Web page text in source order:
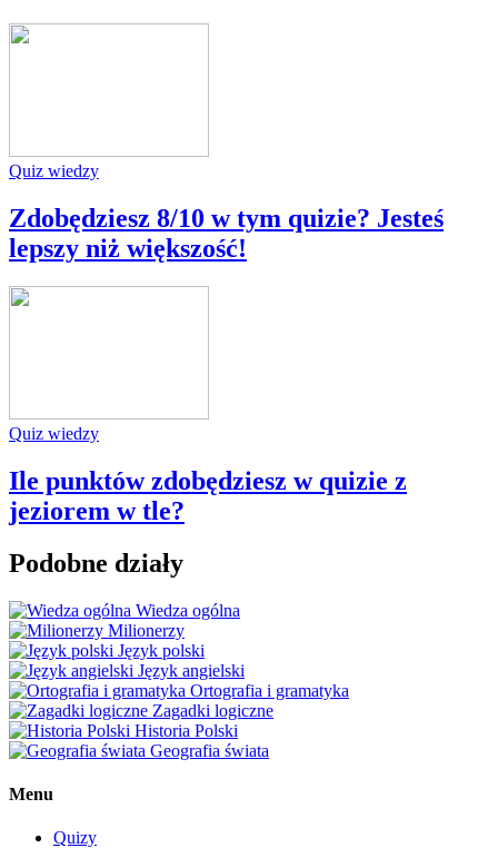
Quiz wiedzy
Zdobędziesz 8/10 w tym quizie? Jesteś
lepszy niż większość!
Quiz wiedzy
Ile punktów zdobędziesz w quizie z
jeziorem w tle?
Podobne działy
Wiedza ogólna
Milionerzy
Język polski
Język angielski
Ortografia i gramatyka
Zagadki logiczne
Historia Polski
Geografia świata
Menu
Quizy